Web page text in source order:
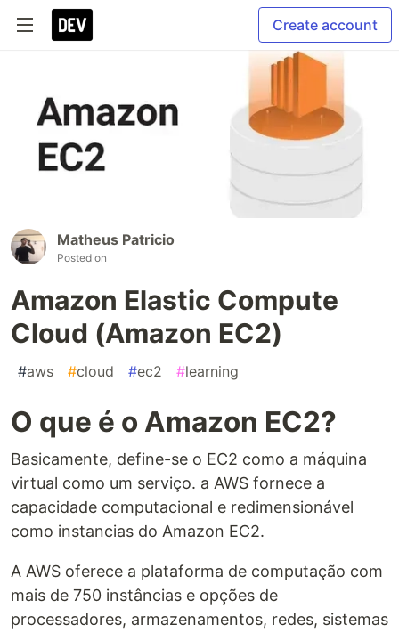
Create account
Matheus Patricio
Posted on
Amazon Elastic Compute
Cloud (Amazon EC2)
#aws #cloud #ec2 #learning
O que é o Amazon EC2?
Basicamente, define-se o EC2 como a máquina
virtual como um serviço. a AWS fornece a
capacidade computacional e redimensionável
como instancias do Amazon EC2.
A AWS oferece a plataforma de computação com
mais de 750 instâncias e opções de
processadores, armazenamentos, redes, sistemas